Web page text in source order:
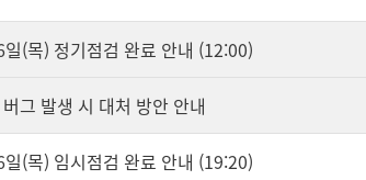
(목) 정기점검 완료 안내 (12:00)
그 발생 시 대처 방안 안내
(목) 임시점검 완료 안내 (19:20)